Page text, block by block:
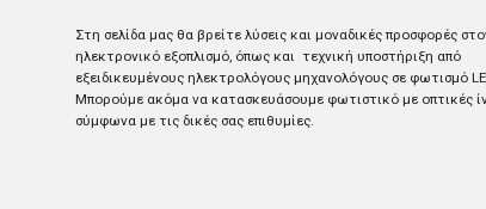
Στη σελίδα μας θα βρείτε λύσεις και μοναδικές προσφορές
ηλεκτρονικό εξοπλισμό, όπως και τεχνική υποστήριξη από
εξειδικευμένους ηλεκτρολόγους μηχανολόγους σε φωτισμό
Mπορούμε ακόμα να κατασκευάσουμε φωτιστικό με οπτικές
σύμφωνα με τις δικές σας επιθυμίες.